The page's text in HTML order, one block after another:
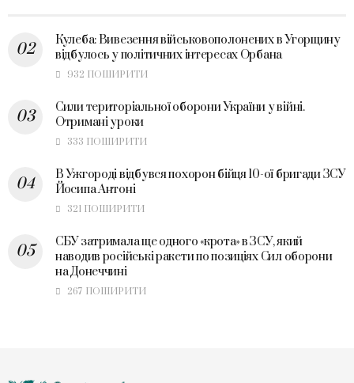
Кулеба: Вивезення військовополонених в Угорщину
відбулось у політичних інтересах Орбана
932 ПОШИРИТИ
Сили територіальної оборони України у війні.
Отримані уроки
333 ПОШИРИТИ
В Ужгороді відбувся похорон бійця 10-ої бригади ЗСУ
Йосипа Антоні
321 ПОШИРИТИ
СБУ затримала ще одного «крота» в ЗСУ, який
наводив російські ракети по позиціях Сил оборони
на Донеччині
267 ПОШИРИТИ